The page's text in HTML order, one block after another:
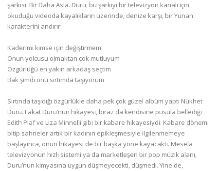
şarkısı: Bir Daha Asla. Duru, bu şarkıyı bir televizyon kanalı için
okuduğu videoda kayalıkların üzerinde, denize karşı, bir Yunan
karakterini andırır:
Kaderimi kimse için değiştirmem
Onun yolcusu olmaktan çok mutluyum
Özgürlüğü en yakın arkadaş seçtim
Bak şimdi onu sırtımda taşıyorum
Sırtında taşıdığı özgürlükle daha pek çok güzel albüm yaptı Nükhet
Duru. Fakat Duru’nun hikayesi, biraz da kendisine pusula bellediği
Edith Piaf ve Liza Minnelli gibi bir kabare hikayesiydi. Kabare dönemi
bitip sahneler artık bir kadının epikleşmesiyle ilgilenmemeye
başlayınca, onun hikayesi de bir başka yöne kayacaktı. Mesela
televizyonun hızlı sistemi ya da marketleşen bir pop müzik alanı,
Duru’nun kimyasına uygun düşmeyecekti, düşmedi. Yine de,